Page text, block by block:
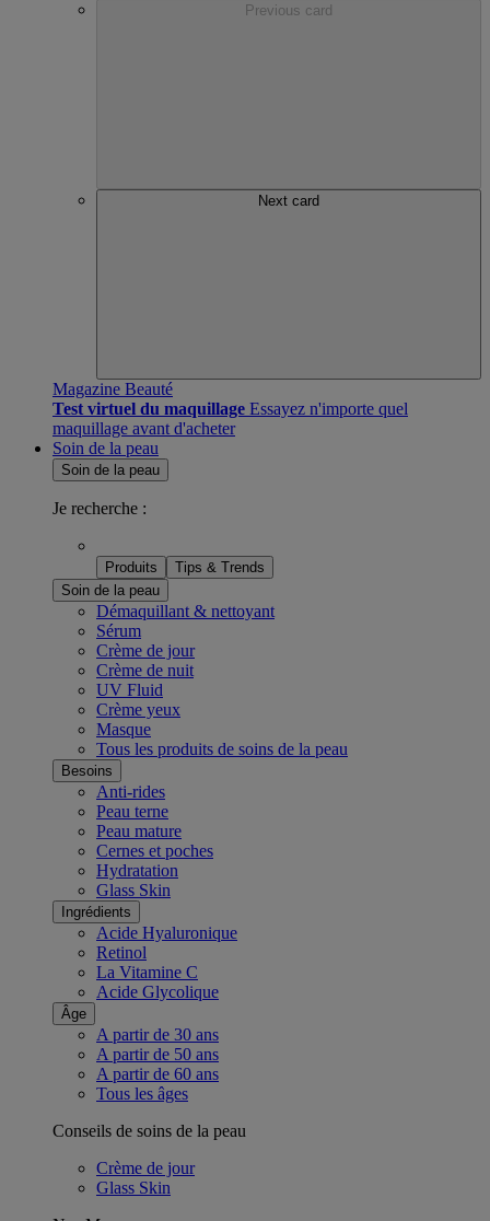
Previous card
Next card
Magazine Beauté
Test virtuel du maquillage Essayez n'importe quel
maquillage avant d'acheter
Soin de la peau
Soin de la peau
Je recherche :
Produits
Tips & Trends
Soin de la peau
Démaquillant & nettoyant
Sérum
Crème de jour
Crème de nuit
UV Fluid
Crème yeux
Masque
Tous les produits de soins de la peau
Besoins
Anti-rides
Peau terne
Peau mature
Cernes et poches
Hydratation
Glass Skin
Ingrédients
Acide Hyaluronique
Retinol
La Vitamine C
Acide Glycolique
Âge
A partir de 30 ans
A partir de 50 ans
A partir de 60 ans
Tous les âges
Conseils de soins de la peau
Crème de jour
Glass Skin